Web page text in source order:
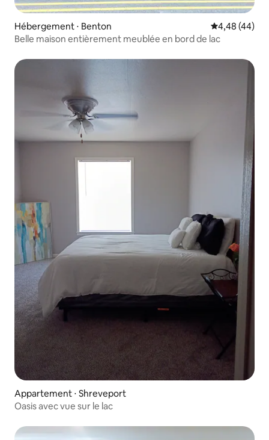
Hébergement ⋅ Benton Évaluation
4,48 (44)
Belle maison entièrement meublée en bord de lac
Appartement ⋅ Shreveport
Oasis avec vue sur le lac